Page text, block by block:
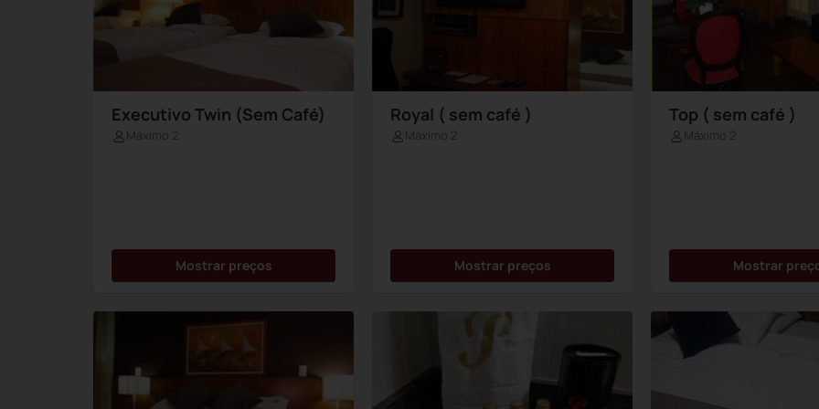
Executivo Twin (Sem Café)
Máximo 2
Mostrar preços
Royal ( sem café )
Máximo 2
Mostrar preços
Top ( sem café )
Máximo 2
Mostrar